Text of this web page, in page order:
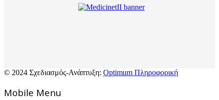
© 2024 Σχεδιασμός-Ανάπτυξη: Optimum Πληροφορική
Mοbile Menu